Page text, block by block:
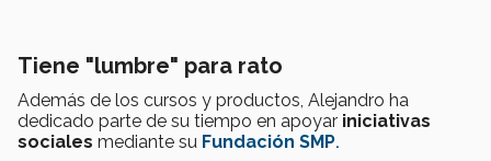
Tiene "lumbre" para rato
Además de los cursos y productos, Alejandro ha
dedicado parte de su tiempo en apoyar iniciativas
sociales mediante su Fundación SMP.